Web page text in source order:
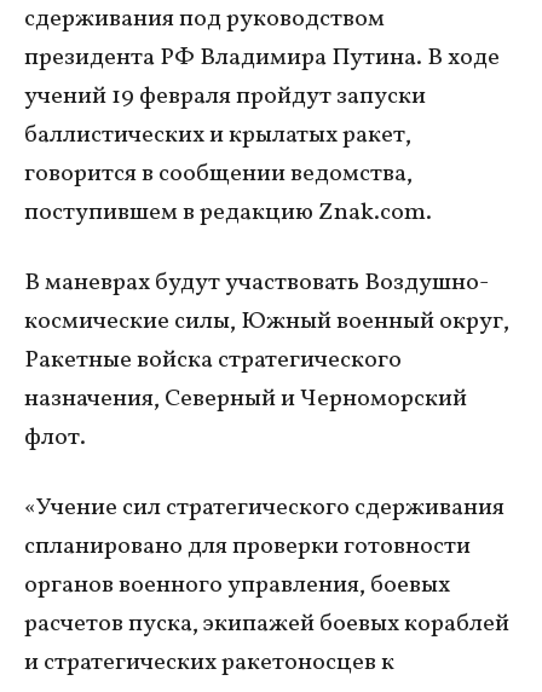
сдерживания под руководством
президента РФ Владимира Путина. В ходе
учений 19 февраля пройдут запуски
баллистических и крылатых ракет,
говорится в сообщении ведомства,
поступившем в редакцию Znak.com.
В маневрах будут участвовать Воздушно-
космические силы, Южный военный округ,
Ракетные войска стратегического
назначения, Северный и Черноморский
флот.
«Учение сил стратегического сдерживания
спланировано для проверки готовности
органов военного управления, боевых
расчетов пуска, экипажей боевых кораблей
и стратегических ракетоносцев к